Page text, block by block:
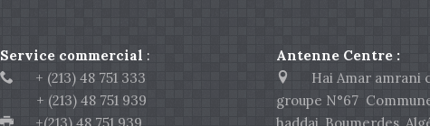
Service commercial :
+ (213) 48 751 333
+ (213) 48 751 939
Antenne Centre :
Hai Amar amrani
groupe N°67